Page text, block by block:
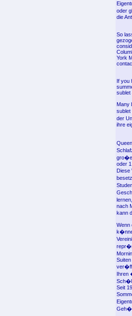
oder
die
So
York
If you
sublet
Many
sublet
der
ihre
gro�e
oder
Diese
nach
kann
Wenn
Ihren
Seit